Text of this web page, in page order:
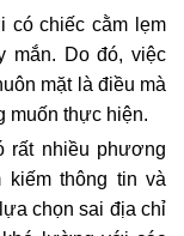
có chiếc cằm lẹm
mắn. Do đó, việc
mặt là điều mà
muốn thực hiện.
rất nhiều phương
kiếm thông tin và
chọn sai địa chỉ